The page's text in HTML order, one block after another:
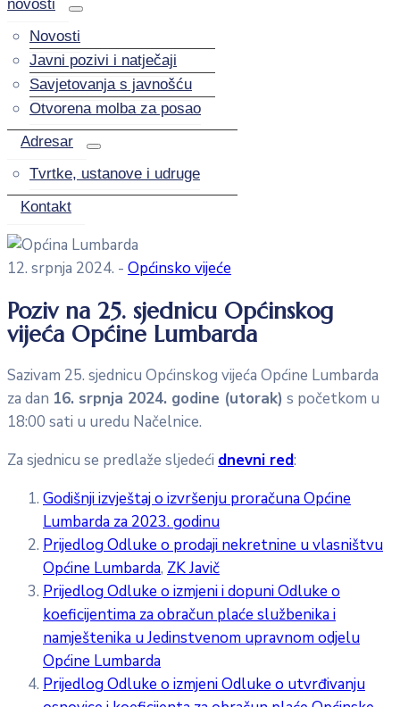
novosti
Novosti
Javni pozivi i natječaji
Savjetovanja s javnošću
Otvorena molba za posao
Adresar
Tvrtke, ustanove i udruge
Kontakt
12. srpnja 2024. - Općinsko vijeće
Poziv na 25. sjednicu Općinskog
vijeća Općine Lumbarda
Sazivam 25. sjednicu Općinskog vijeća Općine Lumbarda
za dan 16. srpnja 2024. godine (utorak) s početkom u
18:00 sati u uredu Načelnice.
Za sjednicu se predlaže sljedeći dnevni red:
Godišnji izvještaj o izvršenju proračuna Općine
Lumbarda za 2023. godinu
Prijedlog Odluke o prodaji nekretnine u vlasništvu
Općine Lumbarda, ZK Javič
Prijedlog Odluke o izmjeni i dopuni Odluke o
koeficijentima za obračun plaće službenika i
namještenika u Jedinstvenom upravnom odjelu
Općine Lumbarda
Prijedlog Odluke o izmjeni Odluke o utvrđivanju